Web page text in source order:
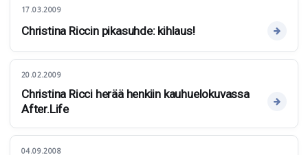
17.03.2009
Christina Riccin pikasuhde: kihlaus!
20.02.2009
Christina Ricci herää henkiin kauhuelokuvassa
After.Life
04.09.2008